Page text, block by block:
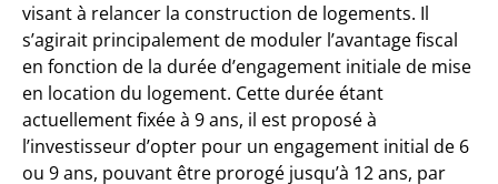
visant à relancer la construction de logements. Il
s’agirait principalement de moduler l’avantage fiscal
en fonction de la durée d’engagement initiale de mise
en location du logement. Cette durée étant
actuellement fixée à 9 ans, il est proposé à
l’investisseur d’opter pour un engagement initial de 6
ou 9 ans, pouvant être prorogé jusqu’à 12 ans, par